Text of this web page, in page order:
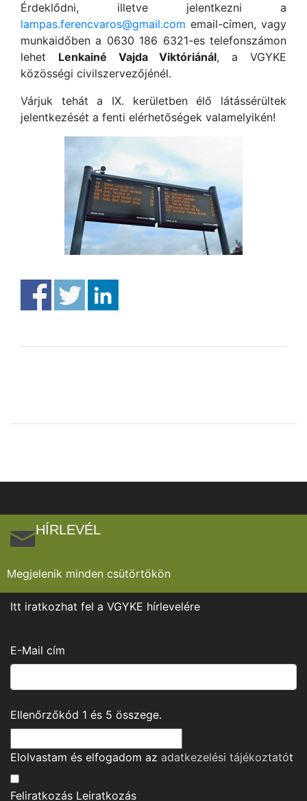
Érdeklődni, illetve jelentkezni a
lampas.ferencvaros@gmail.com email-címen, vagy
munkaidőben a 0630 186 6321-es telefonszámon
lehet Lenkainé Vajda Viktóriánál, a VGYKE
közösségi civilszervezőjénél.
Várjuk tehát a IX. kerületben élő látássérültek
jelentkezését a fenti elérhetőségek valamelyikén!
HÍRLEVÉL
Megjelenik minden csütörtökön
Itt iratkozhat fel a VGYKE hírlevelére
E-Mail cím
Ellenőrzőkód 1 és 5 összege.
Elolvastam és elfogadom az adatkezelési tájékoztatót
Feliratkozás Leiratkozás